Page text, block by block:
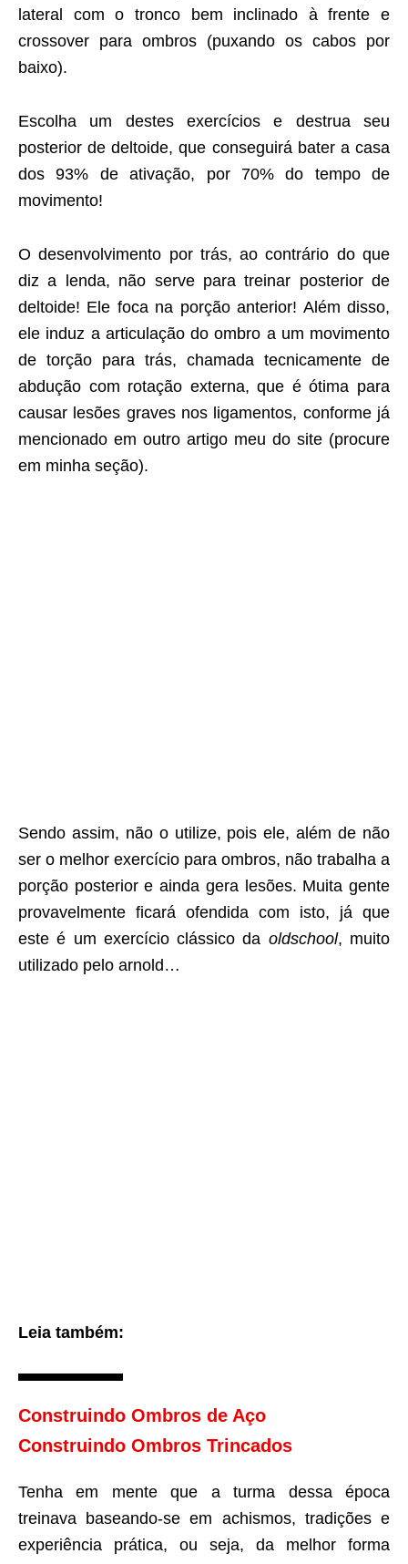
lateral com o tronco bem inclinado à frente e
crossover para ombros (puxando os cabos por
baixo).
Escolha um destes exercícios e destrua seu
posterior de deltoide, que conseguirá bater a casa
dos 93% de ativação, por 70% do tempo de
movimento!
O desenvolvimento por trás, ao contrário do que
diz a lenda, não serve para treinar posterior de
deltoide! Ele foca na porção anterior! Além disso,
ele induz a articulação do ombro a um movimento
de torção para trás, chamada tecnicamente de
abdução com rotação externa, que é ótima para
causar lesões graves nos ligamentos, conforme já
mencionado em outro artigo meu do site (procure
em minha seção).
Sendo assim, não o utilize, pois ele, além de não
ser o melhor exercício para ombros, não trabalha a
porção posterior e ainda gera lesões. Muita gente
provavelmente ficará ofendida com isto, já que
este é um exercício clássico da oldschool, muito
utilizado pelo arnold…
Leia também:
Construindo Ombros de Aço
Construindo Ombros Trincados
Tenha em mente que a turma dessa época
treinava baseando-se em achismos, tradições e
experiência prática, ou seja, da melhor forma